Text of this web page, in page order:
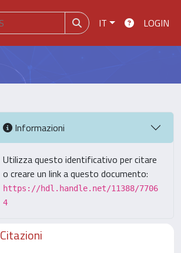
IT LOGIN
Informazioni
Utilizza questo identificativo per citare
o creare un link a questo documento:
https://hdl.handle.net/11388/7706
4
Citazioni